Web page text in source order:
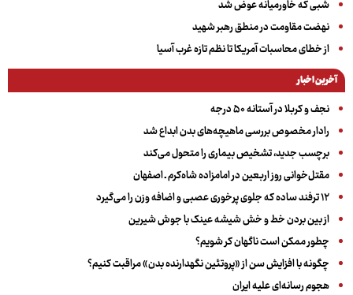
شبی که خاورمیانه عوض شد
نهضت مقاومت در منطق رهبر شهید
از خطای محاسبات آمریکا تا نظم تازه غرب آسیا
آخرین اخبار
نجف و کربلا در آستانه ۵۰ درجه
رادار مخصوص بررسی ماهیچه‌های بدن ابداع شد
برچسب جدید، تشخیص بیماری را متحول می‌کند
مقتل‌خوانی روز اربعین در امامزاده شاه‌کرم ـ اصفهان
۱۲ ترفند ساده که جلوی پرخوری عصبی و اضافه ‌وزن را می‌گیرد
از بین بردن خط و خش شیشه عینک با جوش شیرین
چطور ممکن است ناگهان کر شویم؟
چگونه با افزایش سن از «پروتئین نگهدارنده بدن» مراقبت کنیم؟
هجوم رسانه‌ای علیه ایران